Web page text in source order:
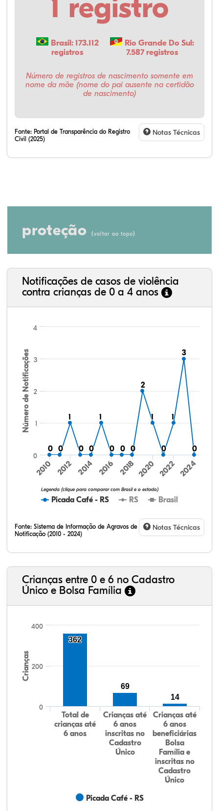
1 registro
Brasil: 173.112
registros
Rio Grande Do Sul:
7.587 registros
Número de registros de nascimento somente em
nome da mãe (nome do pai ausente na certidão
de nascimento)
Fonte: Portal de Transparência do Registro
Civil (2025)
Notas Técnicas
proteção (voltar ao topo)
Notificações de casos de violência
contra crianças de 0 a 4 anos
Número de Notificações
0
0 0
0
11
0
0 0
0
11
0
0 0
0 0
0
2
2
11
0
0
1
1
3
3
0
0
Picada Café - RS RS Brasil
Legenda (clique para comparar com Brasil e o estado)
2010 2012 2014 2016 2018 2020 2022 2024
0
1
2
3
4
Fonte: Sistema de Informação de Agravos de
Notificação (2010 - 2024)
Notas Técnicas
Crianças entre 0 e 6 no Cadastro
Único e Bolsa Família
Crianças
Picada Café - RS
Total de
crianças até
6 anos
Crianças até
6 anos
inscritas no
Cadastro
Único
Crianças até
6 anos
beneficiárias
Bolsa
Família e
inscritas no
Cadastro
Único
0
200
400
362
69
14
75,36%
9,00%
0,08%
14,79%
0,71%
0,06%
32,57%
9,24%
0,46%
54,88%
1,27%
1,56%